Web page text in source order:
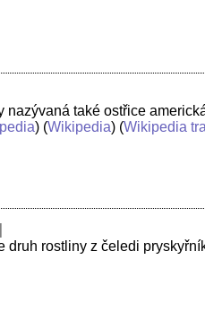
nazývaná také ostřice
) (Wikipedia) (Wikipedia
druh rostliny z čeledi